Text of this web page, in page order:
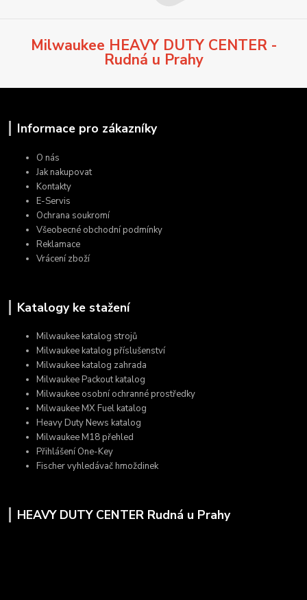
Milwaukee HEAVY DUTY CENTER -
Rudná u Prahy
Informace pro zákazníky
O nás
Jak nakupovat
Kontakty
E-Servis
Ochrana soukromí
Všeobecné obchodní podmínky
Reklamace
Vrácení zboží
Katalogy ke stažení
Milwaukee katalog strojů
Milwaukee katalog příslušenství
Milwaukee katalog zahrada
Milwaukee Packout katalog
Milwaukee osobní ochranné prostředky
Milwaukee MX Fuel katalog
Heavy Duty News katalog
Milwaukee M18 přehled
Přihlášení One-Key
Fischer vyhledávač hmoždinek
HEAVY DUTY CENTER Rudná u Prahy